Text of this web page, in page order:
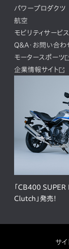
パワープロダクツ
航空
モビリティサービス
Q&A・お問い合わ
モータースポーツ
企業情報サイト
「CB400
Clutch」発売！
サイ